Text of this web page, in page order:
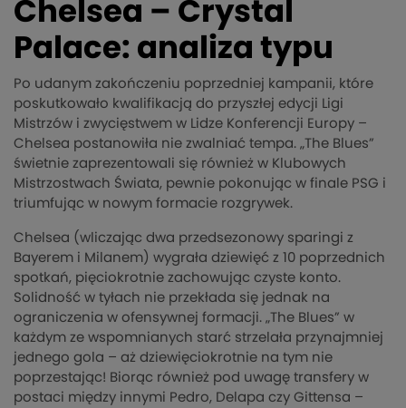
Chelsea – Crystal
Palace: analiza typu
Po udanym zakończeniu poprzedniej kampanii, które
poskutkowało kwalifikacją do przyszłej edycji Ligi
Mistrzów i zwycięstwem w Lidze Konferencji Europy –
Chelsea postanowiła nie zwalniać tempa. „The Blues”
świetnie zaprezentowali się również w Klubowych
Mistrzostwach Świata, pewnie pokonując w finale PSG i
triumfując w nowym formacie rozgrywek.
Chelsea (wliczając dwa przedsezonowy sparingi z
Bayerem i Milanem) wygrała dziewięć z 10 poprzednich
spotkań, pięciokrotnie zachowując czyste konto.
Solidność w tyłach nie przekłada się jednak na
ograniczenia w ofensywnej formacji. „The Blues” w
każdym ze wspomnianych starć strzelała przynajmniej
jednego gola – aż dziewięciokrotnie na tym nie
poprzestając! Biorąc również pod uwagę transfery w
postaci między innymi Pedro, Delapa czy Gittensa –